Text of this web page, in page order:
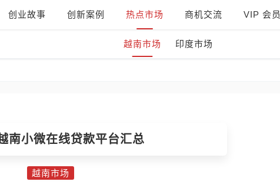
创业故事 创新案例 热点市场 商机交流 VIP 会员
越南市场 印度市场
南小微在线贷款平台汇总
越南市场